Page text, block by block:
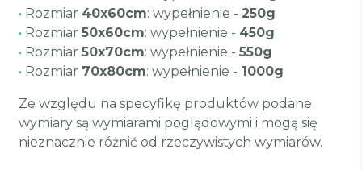
• Rozmiar 40x60cm: wypełnienie - 250g
• Rozmiar 50x60cm: wypełnienie - 450g
• Rozmiar 50x70cm: wypełnienie - 550g
• Rozmiar 70x80cm: wypełnienie - 1000g
Ze względu na specyfikę produktów podane
wymiary są wymiarami poglądowymi i mogą się
nieznacznie różnić od rzeczywistych wymiarów.